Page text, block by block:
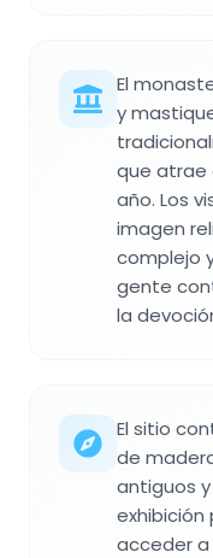
El
y
que atrae
año. Los
imagen
complejo
gente
la
El sitio
de
antiguos
exhibición
acceder